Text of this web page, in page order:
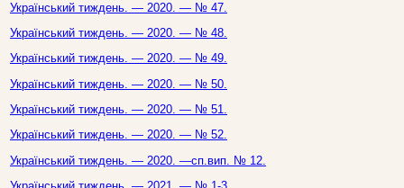
Український тиждень. — 2020. — № 47.
Український тиждень. — 2020. — № 48.
Український тиждень. — 2020. — № 49.
Український тиждень. — 2020. — № 50.
Український тиждень. — 2020. — № 51.
Український тиждень. — 2020. — № 52.
Український тиждень. — 2020. —сп.вип. № 12.